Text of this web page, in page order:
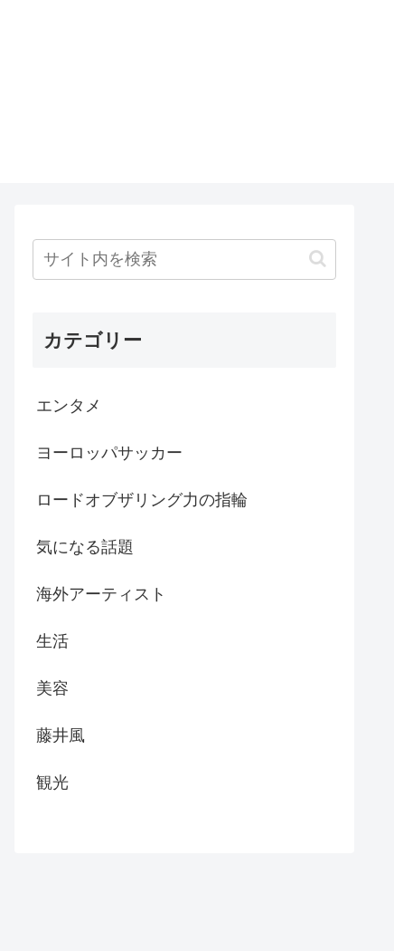
カテゴリー
エンタメ
ヨーロッパサッカー
ロードオブザリング力の指輪
気になる話題
海外アーティスト
生活
美容
藤井風
観光